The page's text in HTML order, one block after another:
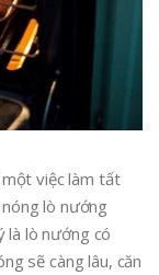
việc làm tất
lò nướng
là lò nướng có
sẽ càng lâu, căn